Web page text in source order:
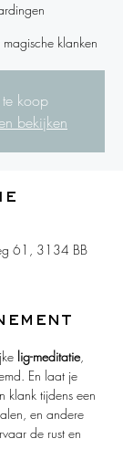
klanken
koop
bekijken
61, 3134 BB
lig-meditatie,
En laat je
klank tijdens een
en andere
de rust en